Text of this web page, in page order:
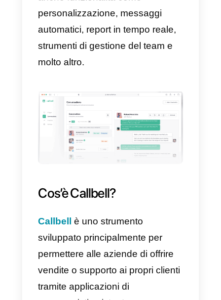
e maggiormente facile e pratico
da usare.
Cos’è Olark?
Olark è uno strumento di chat
ti consente di parlare con tutti i
piattaforma ha un design